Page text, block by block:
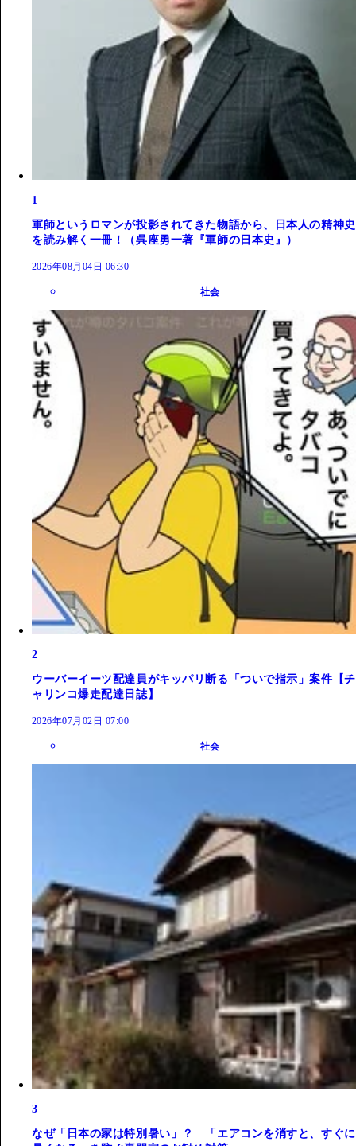
1
軍師というロマンが投影されてきた物語から、日本人の精神史
を読み解く一冊！（呉座勇一著『軍師の日本史』）
2026年08月04日 06:30
社会
2
ウーバーイーツ配達員がキッパリ断る「ついで指示」案件【チ
ャリンコ爆走配達日誌】
2026年07月02日 07:00
社会
3
なぜ「日本の家は特別暑い」？ 「エアコンを消すと、すぐに